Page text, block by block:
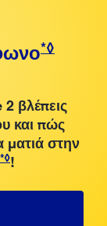
*◊
βλέπεις
και πώς
ματιά στην
*◊!